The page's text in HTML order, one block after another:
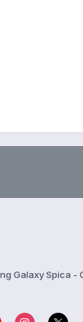
Galaxy Spica -